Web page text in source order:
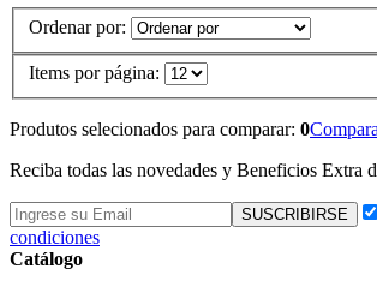
Ordenar por:
Items por página:
Produtos selecionados para comparar: 0
Reciba todas las novedades y Beneficios Extra
condiciones
Catálogo